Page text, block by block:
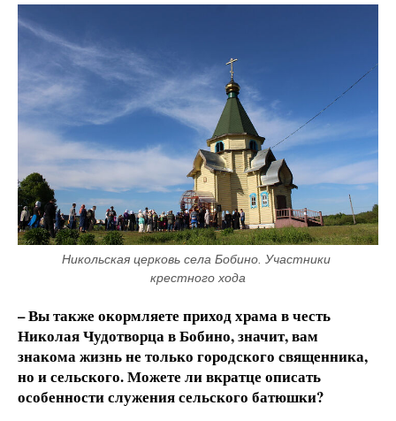
Никольская церковь села Бобино. Участники
крестного хода
– Вы также окормляете приход храма в честь
Николая Чудотворца в Бобино, значит, вам
знакома жизнь не только городского священника,
но и сельского. Можете ли вкратце описать
особенности служения сельского батюшки?